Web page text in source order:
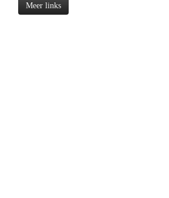
Meer links